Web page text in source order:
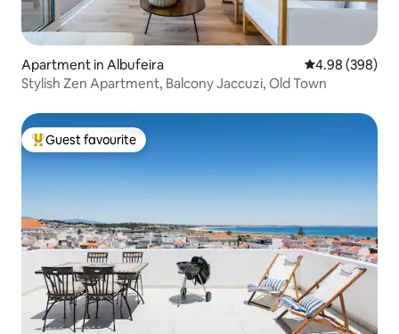
Apartment in Albufeira 4.98 out of 5
4.98 (398)
Stylish Zen Apartment, Balcony Jaccuzi, Old Town
Top guest favourite
Guest favourite